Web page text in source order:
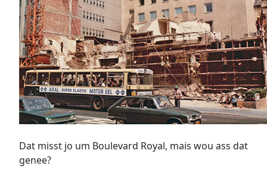
Dat misst jo um Boulevard Royal, mais wou ass dat
genee?